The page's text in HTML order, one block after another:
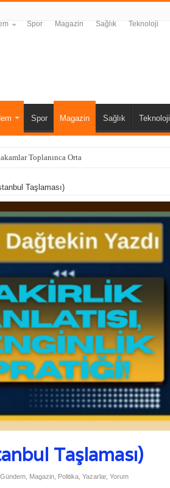
Spor Magazin Sağlık Teknoloji
Spor Magazin Sağlık Teknoloji
Toplanınca Ortaya Çıkan Sonuç Şaşırttı
Taşlaması)
Taşlaması)
Gündem, Magazin, Politika, Yazarlar, Yorum